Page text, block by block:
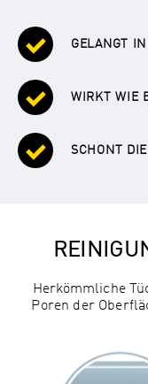
GELANGT
WIRKT WIE
SCHONT
Herkömmliche
Poren der